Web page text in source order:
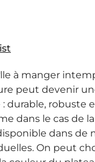
à manger
peut devenir
: durable, robuste
dans le cas de
dans de
On peut